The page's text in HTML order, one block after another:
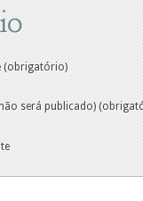
(obrigatório)
será publicado)